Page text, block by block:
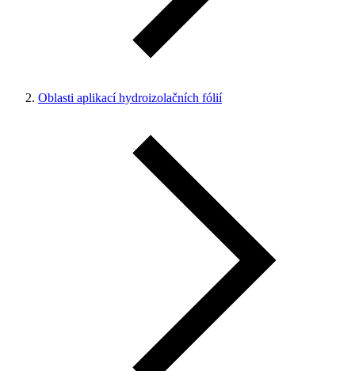
Oblasti aplikací hydroizolačních fólií